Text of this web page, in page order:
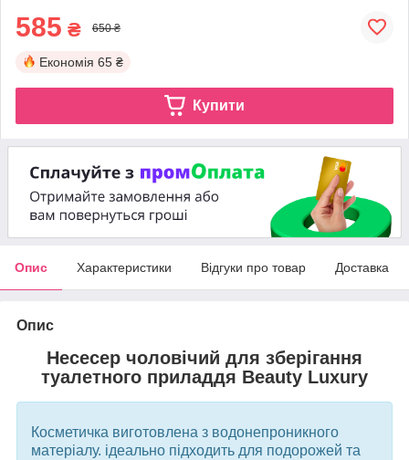
585 ₴ 650 ₴
Економія 65 ₴
Купити
Опис Характеристики Відгуки про товар Доставка
Опис
Несесер чоловічий для зберігання
туалетного приладдя Beauty Luxury
Косметичка виготовлена з водонепроникного
матеріалу. ідеально підходить для подорожей та